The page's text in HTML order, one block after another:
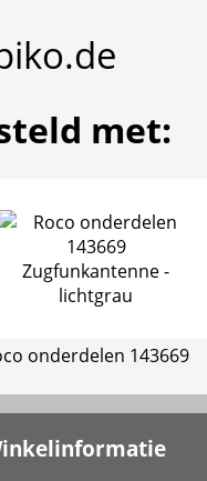
met:
onderdelen 143669